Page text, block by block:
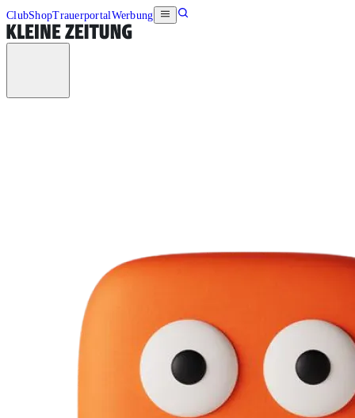
ClubShopTrauerportalWerbung